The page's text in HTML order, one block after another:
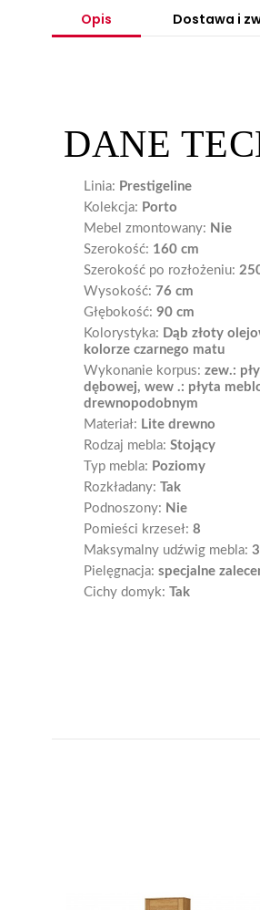
Opis Dostawa i
DANE
Linia: Prestigeline
Kolekcja: Porto
Mebel zmontowany: Nie
Szerokość: 160 cm
Szerokość po rozłożeniu:
Wysokość: 76 cm
Głębokość: 90 cm
Kolorystyka: Dąb złoty
kolorze czarnego matu
Wykonanie korpus: zew.:
dębowej, wew .: płyta
drewnopodobnym
Materiał: Lite drewno
Rodzaj mebla: Stojący
Typ mebla: Poziomy
Rozkładany: Tak
Podnoszony: Nie
Pomieści krzeseł: 8
Maksymalny udźwig mebla:
Pielęgnacja: specjalne
Cichy domyk: Tak